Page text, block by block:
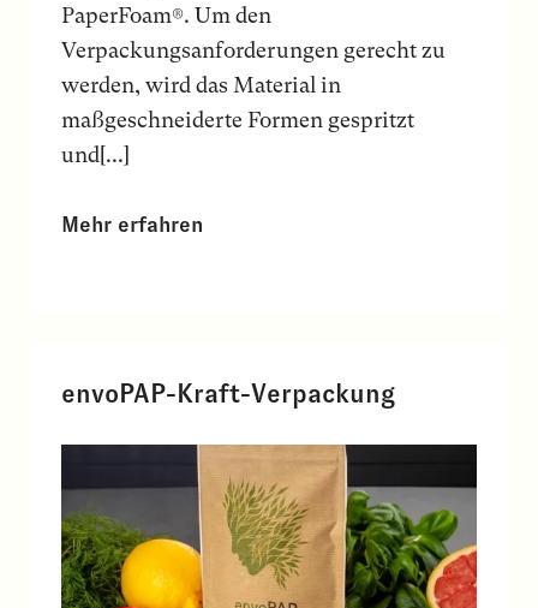
PaperFoam®. Um den
Verpackungsanforderungen gerecht zu
werden, wird das Material in
maßgeschneiderte Formen gespritzt
und[...]
Mehr erfahren
envoPAP-Kraft-Verpackung